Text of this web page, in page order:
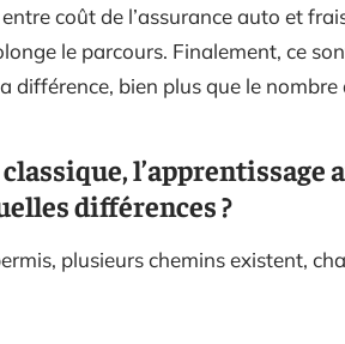
coût de l’assurance auto et
le parcours. Finalement, ce
différence, bien plus que le nombre
différences ?
plusieurs chemins existent,